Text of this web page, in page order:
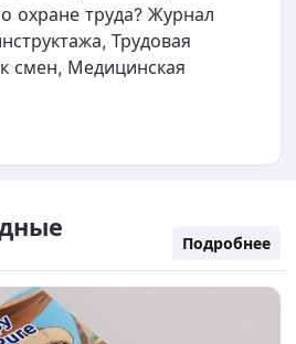
охране труда? Журнал
Трудовая
смен, Медицинская
Подробнее